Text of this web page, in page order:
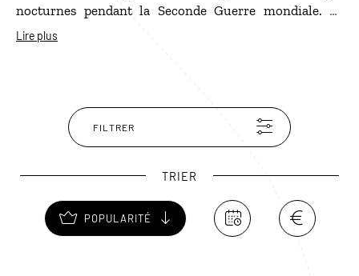
nocturnes pendant la Seconde Guerre mondiale. Le
Monte da Guia est accessible en voiture mais c’est
Lire plus
FILTRER
TRIER
POPULARITÉ